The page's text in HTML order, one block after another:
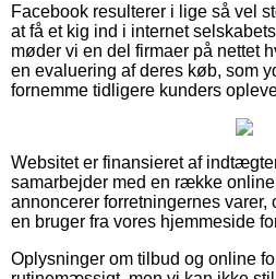
Facebook resulterer i lige så vel
at få et kig ind i internet
møder vi en del firmaer på nettet
en evaluering af deres køb, som
fornemme tidligere kunders
Websitet er finansieret af
samarbejder med en række
annoncerer forretningernes
en bruger fra vores hjemmeside
Oplysninger om tilbud og online